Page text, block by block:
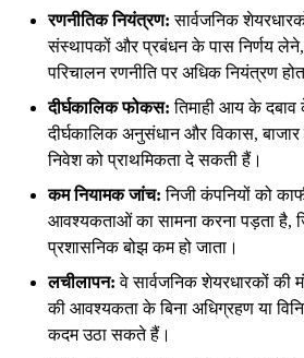
रणनीतिक नियंत्रण: सार्वजनिक
संस्थापकों और प्रबंधन के पास निर्णय
परिचालन रणनीति पर अधिक नियंत्रण
दीर्घकालिक फोकस: तिमाही आय के दबाव
दीर्घकालिक अनुसंधान और विकास, बाजार
निवेश को प्राथमिकता दे सकती हैं।
कम नियामक जांच: निजी कंपनियों को
आवश्यकताओं का सामना करना पड़ता
प्रशासनिक बोझ कम हो जाता।
लचीलापन: वे सार्वजनिक शेयरधारकों की
की आवश्यकता के बिना अधिग्रहण या
कदम उठा सकते हैं।